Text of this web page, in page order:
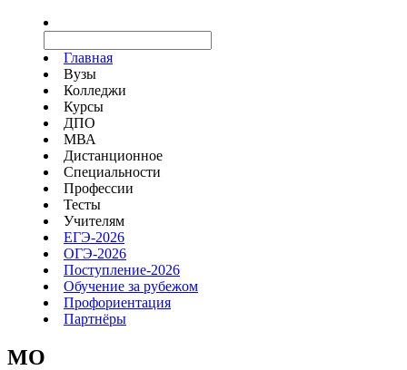
Главная
Вузы
Колледжи
Курсы
ДПО
МВА
Дистанционное
Специальности
Профессии
Тесты
Учителям
ЕГЭ-2026
ОГЭ-2026
Поступление-2026
Обучение за рубежом
Профориентация
Партнёры
MO